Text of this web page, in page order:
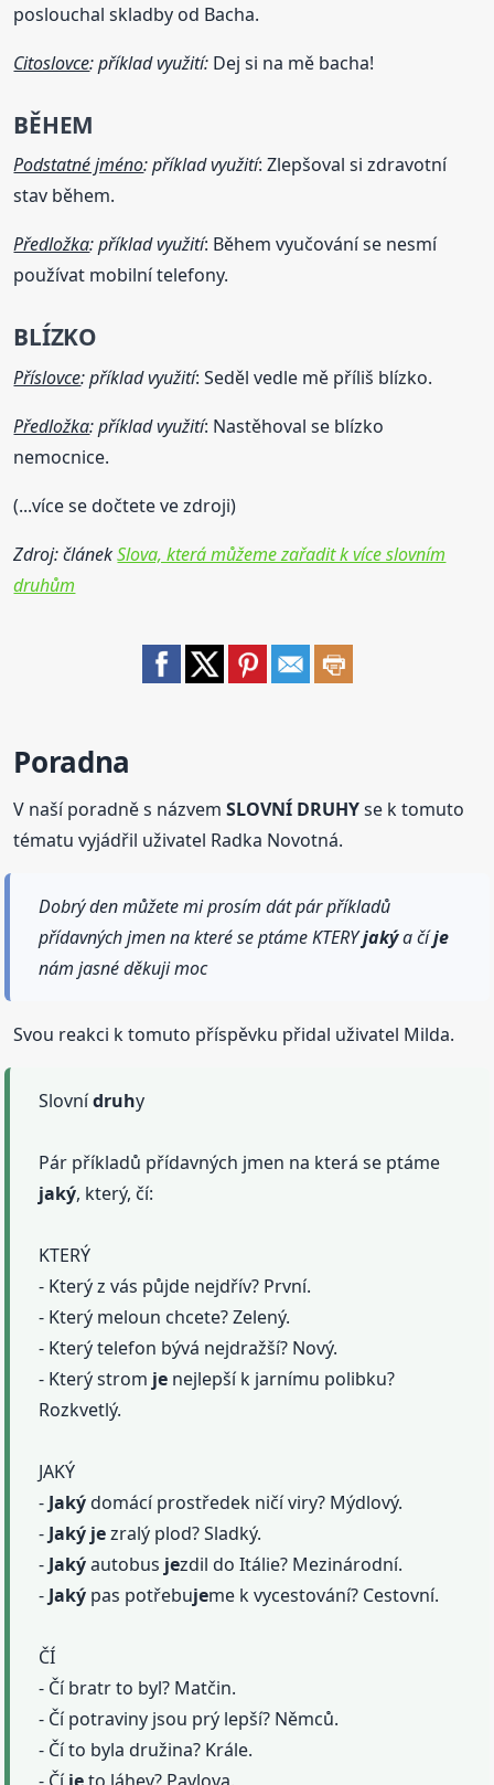
poslouchal skladby od Bacha.
Citoslovce: příklad využití: Dej si na mě bacha!
BĚHEM
Podstatné jméno: příklad využití: Zlepšoval si zdravotní
stav během.
Předložka: příklad využití: Během vyučování se nesmí
používat mobilní telefony.
BLÍZKO
Příslovce: příklad využití: Seděl vedle mě příliš blízko.
Předložka: příklad využití: Nastěhoval se blízko
nemocnice.
(...více se dočtete ve zdroji)
Zdroj: článekSlova, která můžeme zařadit k více slovním
druhům
Poradna
V naší poradně s názvemSLOVNÍ DRUHYse k tomuto
tématu vyjádřil uživatel Radka Novotná.
Dobrý den můžete mi prosím dát pár příkladů
přídavných jmen na které se ptáme KTERYjakýa číje
nám jasné děkuji moc
Svou reakci k tomuto příspěvku přidal uživatel Milda.
Slovnídruhy
Pár příkladů přídavných jmen na která se ptáme
jaký, který, čí:
KTERÝ
- Který z vás půjde nejdřív? První.
- Který meloun chcete? Zelený.
- Který telefon bývá nejdražší? Nový.
- Který strom je nejlepší k jarnímu polibku?
Rozkvetlý.
JAKÝ
- Jakýdomácí prostředek ničí viry? Mýdlový.
- Jaký jezralý plod? Sladký.
- Jakýautobus jezdil do Itálie? Mezinárodní.
- Jaký pas potřebujeme k vycestování? Cestovní.
ČÍ
- Čí bratr to byl? Matčin.
- Čí potraviny jsou prý lepší? Němců.
- Čí to byla družina? Krále.